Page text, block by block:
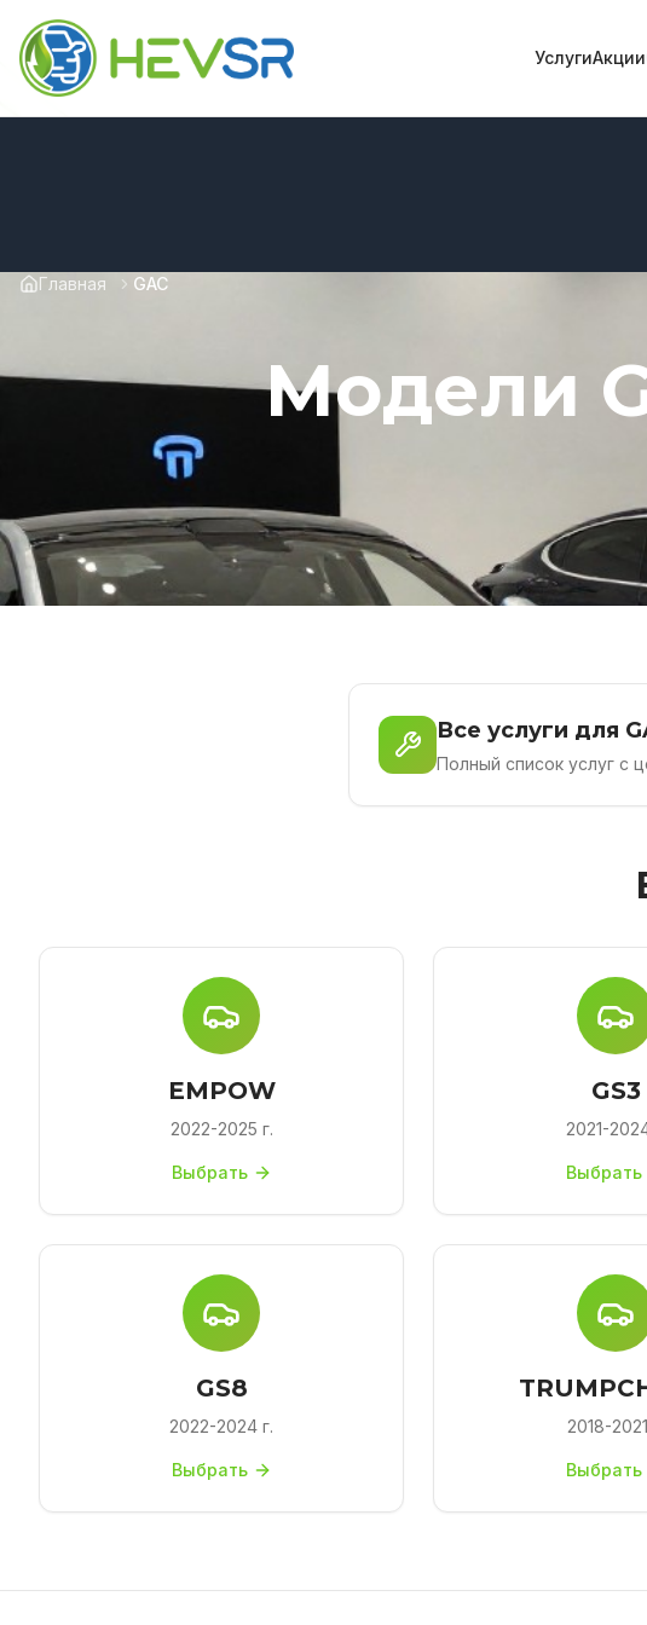
УслугиАкции
Главная GAC
Модели
Все услуги для
Полный список услуг с
EMPOW
2022-2025 г.
Выбрать
GS3
2021-
Выбрать
GS8
2022-2024 г.
Выбрать
2018-
Выбрать